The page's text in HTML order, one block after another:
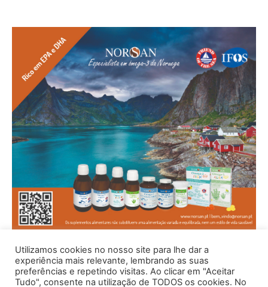
Utilizamos cookies no nosso site para lhe dar a
experiência mais relevante, lembrando as suas
preferências e repetindo visitas. Ao clicar em "Aceitar
Tudo", consente na utilização de TODOS os cookies. No